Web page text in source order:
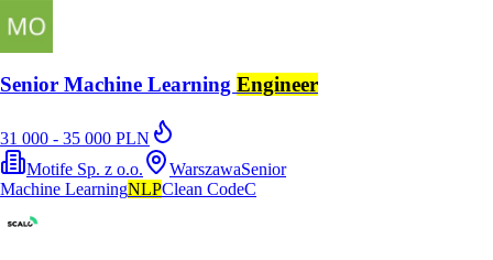
Senior Machine Learning Engineer
31 000 - 35 000 PLN
Motife Sp. z o.o.
WarszawaSenior
Machine LearningNLPClean CodeC